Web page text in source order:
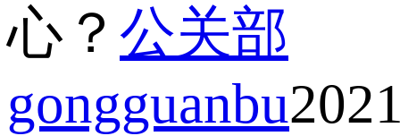
心？ 公关部
gongguanbu